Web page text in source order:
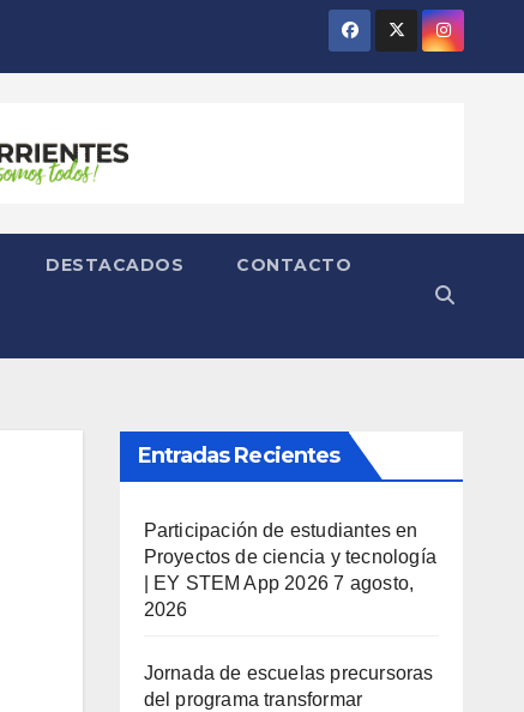
DESTACADOS CONTACTO
Entradas Recientes
Participación de estudiantes en
Proyectos de ciencia y tecnología
| EY STEM App 2026 7 agosto,
2026
Jornada de escuelas precursoras
del programa transformar